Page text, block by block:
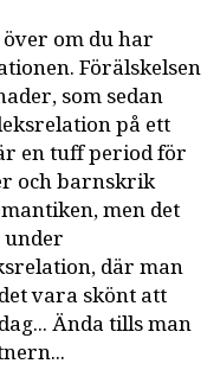
om du har
Förälskelsen
som sedan
på ett
en tuff period för
och barnskrik
men det
under
där man
vara skönt att
Ända tills man